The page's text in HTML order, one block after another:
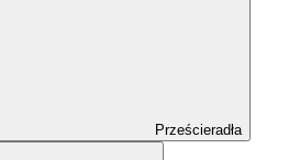
Prześcieradła